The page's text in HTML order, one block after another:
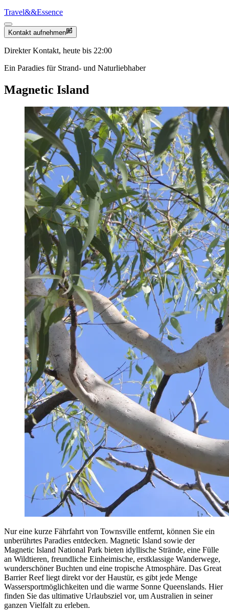
Travel&&Essence
Kontakt aufnehmen
Direkter Kontakt, heute bis 22:00
Ein Paradies für Strand- und Naturliebhaber
Magnetic Island
Nur eine kurze Fährfahrt von Townsville entfernt, können Sie ein
unberührtes Paradies entdecken. Magnetic Island sowie der
Magnetic Island National Park bieten idyllische Strände, eine Fülle
an Wildtieren, freundliche Einheimische, erstklassige Wanderwege,
wunderschöner Buchten und eine tropische Atmosphäre. Das Great
Barrier Reef liegt direkt vor der Haustür, es gibt jede Menge
Wassersportmöglichkeiten und die warme Sonne Queenslands. Hier
finden Sie das ultimative Urlaubsziel vor, um Australien in seiner
ganzen Vielfalt zu erleben.